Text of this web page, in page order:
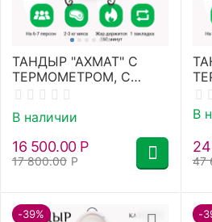
ТАНДЫР "АХМАТ" С
ТЕРМОМЕТРОМ, С
ОТКИДНОЙ КРЫШКОЙ
В наличии
17 800.00 Р
16 500.00 Р
В
47
-39% -